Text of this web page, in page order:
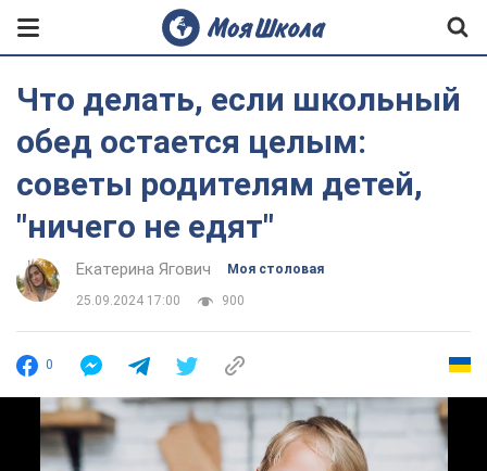
Что делать, если школьный
обед остается целым:
советы родителям детей,
"ничего не едят"
Екатерина Ягович Моя столовая
25.09.2024 17:00 900
0